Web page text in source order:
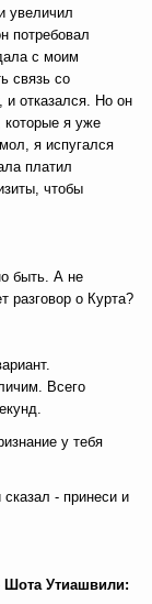
увеличил
потребовал
с моим
связь со
и отказался. Но он
которые я уже
я испугался
платил
чтобы
быть. А не
разговор о Курта?
Всего
у тебя
- принеси и
Утиашвили: